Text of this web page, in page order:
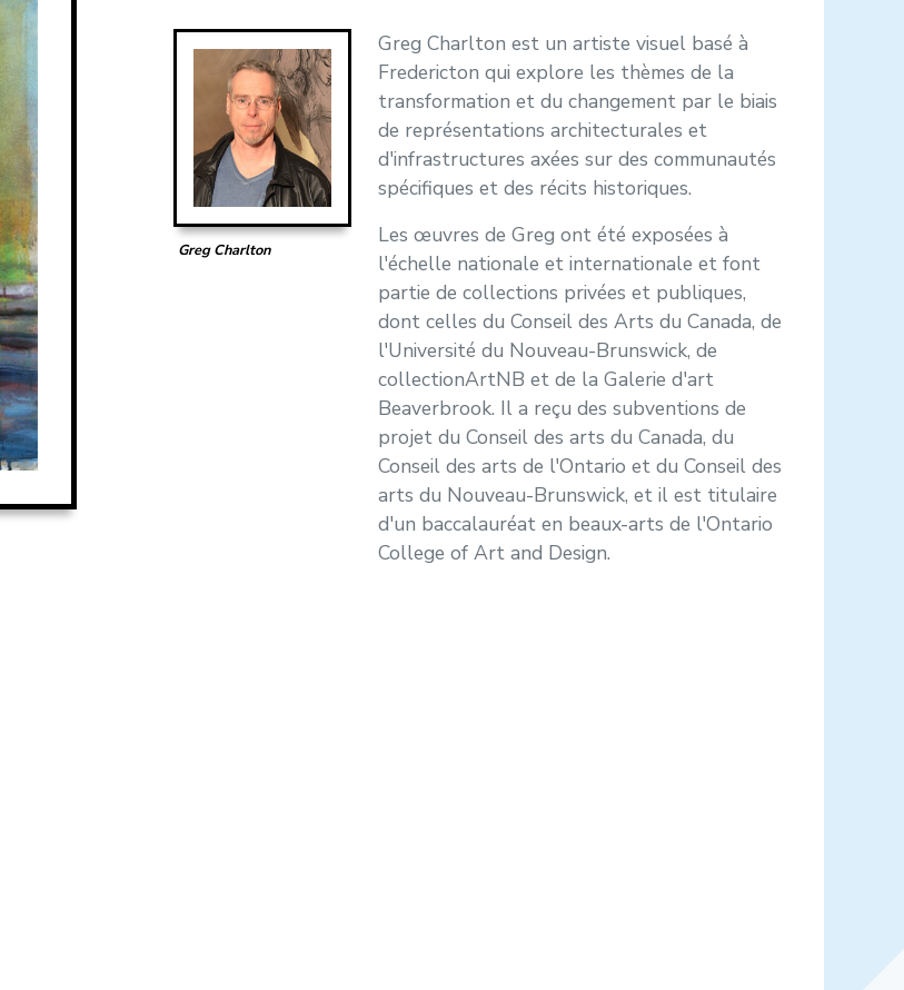
Greg Charlton
Greg Charlton est un artiste visuel basé à
Fredericton qui explore les thèmes de la
transformation et du changement par le biais
de représentations architecturales et
d'infrastructures axées sur des communautés
spécifiques et des récits historiques.
Les œuvres de Greg ont été exposées à
l'échelle nationale et internationale et font
partie de collections privées et publiques,
dont celles du Conseil des Arts du Canada, de
l'Université du Nouveau-Brunswick, de
collectionArtNB et de la Galerie d'art
Beaverbrook. Il a reçu des subventions de
projet du Conseil des arts du Canada, du
Conseil des arts de l'Ontario et du Conseil des
arts du Nouveau-Brunswick, et il est titulaire
d'un baccalauréat en beaux-arts de l'Ontario
College of Art and Design.